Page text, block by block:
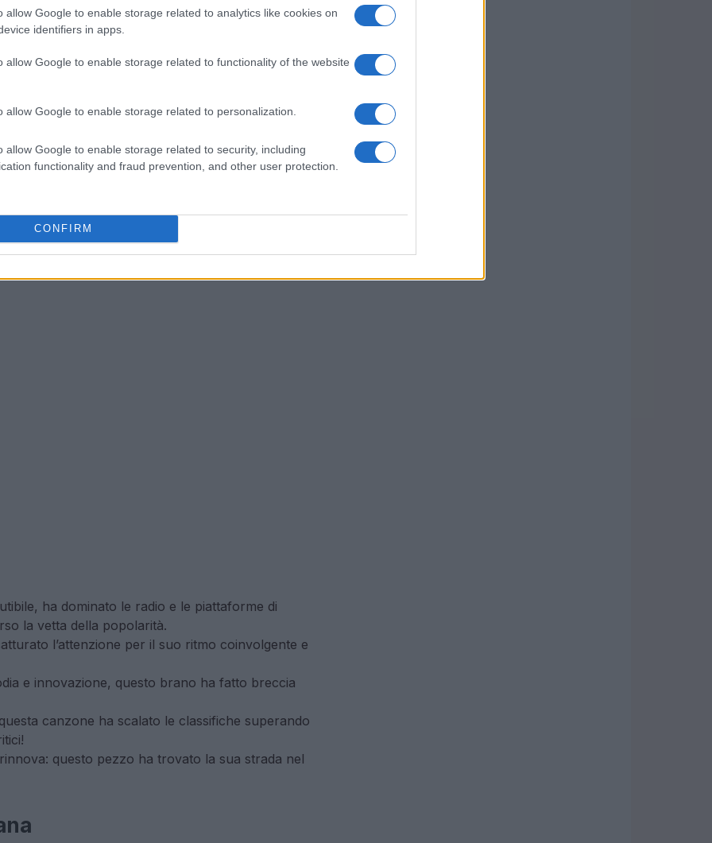
allow Google to enable storage related to analytics like cookies on
identifiers in apps.
allow Google to enable storage related to functionality of the website
allow Google to enable storage related to personalization.
allow Google to enable storage related to security, including
functionality and fraud prevention, and other user protection.
CONFIRM
variazioni, possiamo scoprire molto su ciò che
il cuore degli italiani? Quali stili musicali
2025
a conquistare le classifiche italiane fino
tormentoni non solo sono in cima alle
il panorama musicale del nostro paese. Non
raccontano storie, emozioni e sentimenti
scoprire quali sono? La numero 4 ti
ha dominato le radio e le piattaforme di
la vetta della popolarità.
l’attenzione per il suo ritmo coinvolgente e
e innovazione, questo brano ha fatto breccia
canzone ha scalato le classifiche superando
questo pezzo ha trovato la sua strada nel